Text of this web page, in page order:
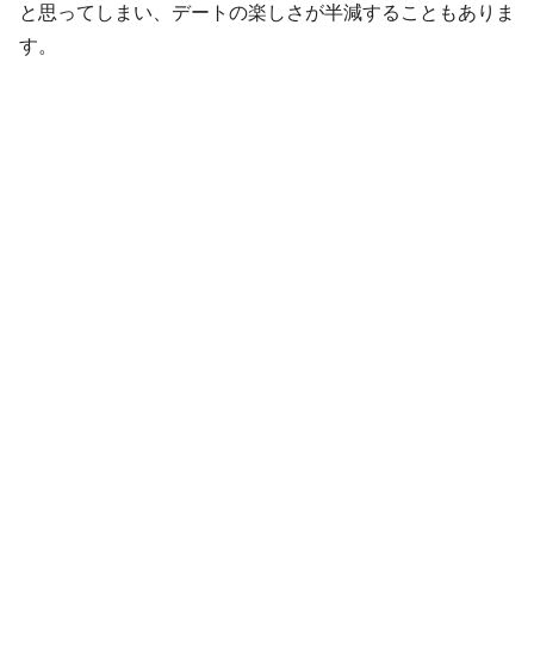
と思ってしまい、デートの楽しさが半減することもありま
す。